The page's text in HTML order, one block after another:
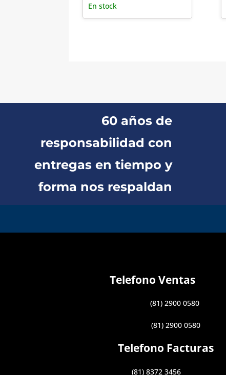
En stock
60 años de
responsabilidad con
entregas en tiempo y
forma nos respaldan
Telefono Ventas
(81) 2900 0580
(81) 2900 0580
Telefono Facturas
(81) 8372 3456